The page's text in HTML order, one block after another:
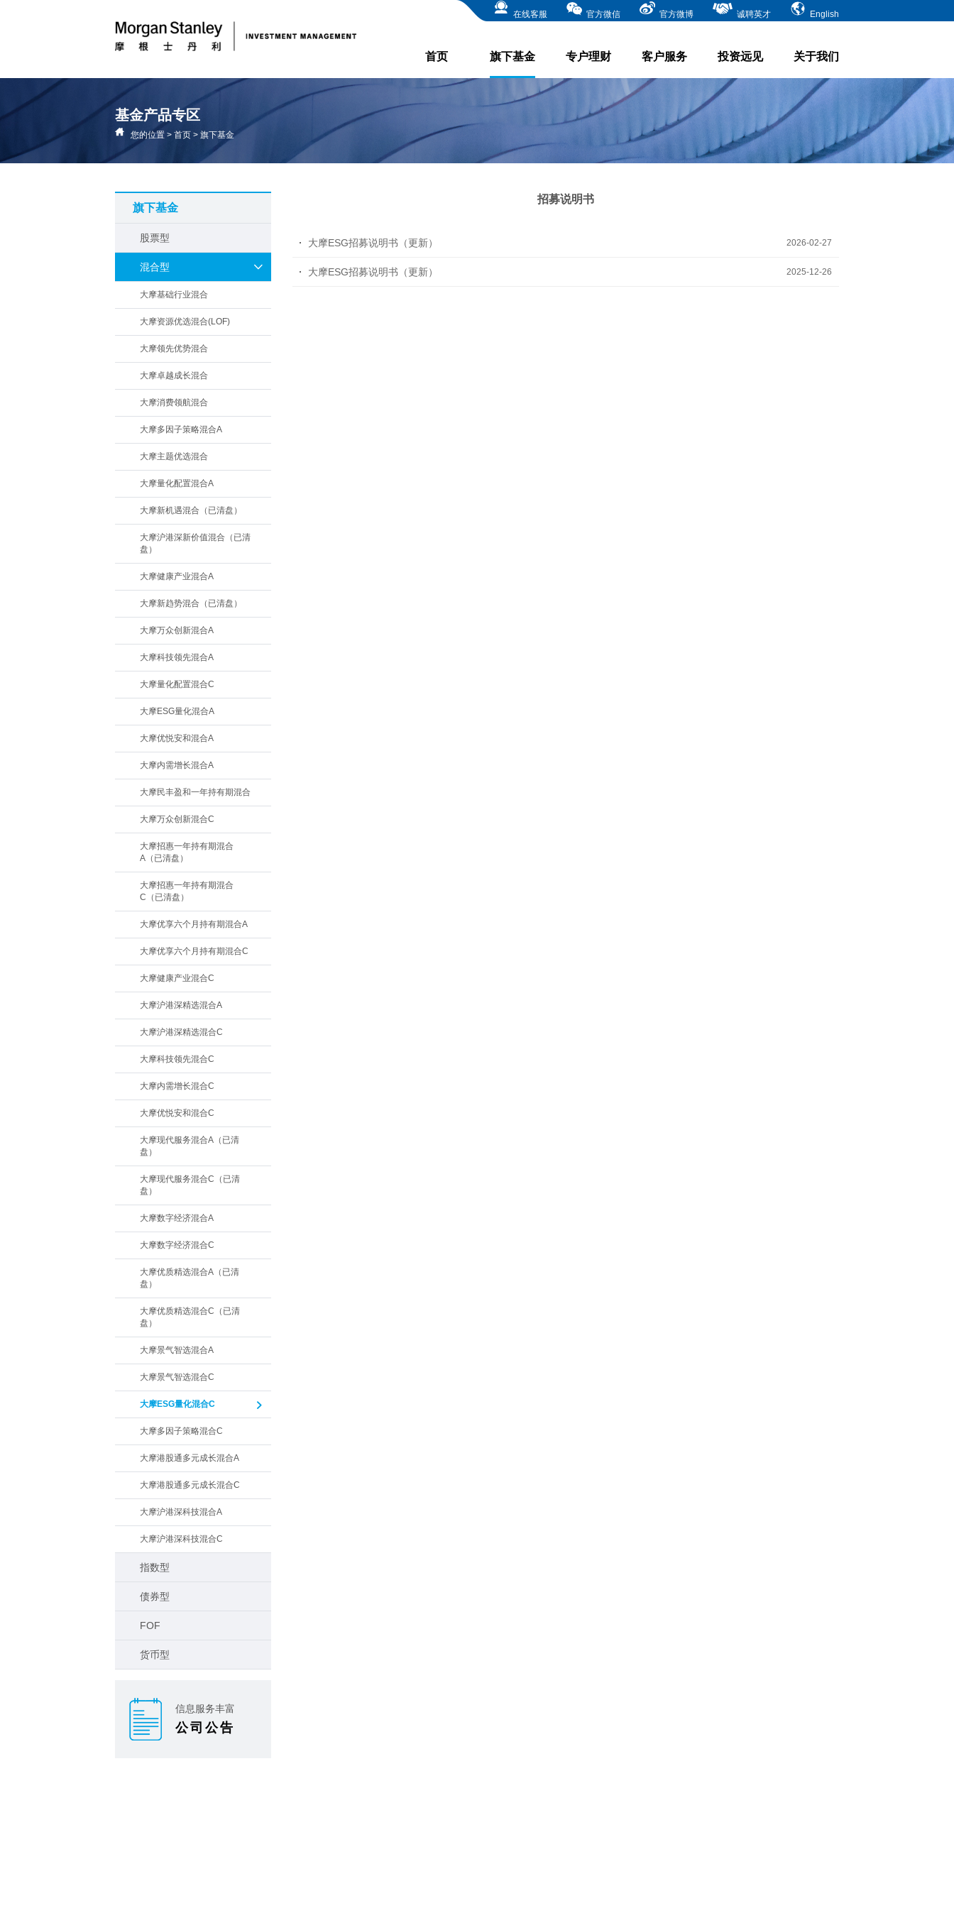
在线客服 官方微信 官方微博 诚聘英才 English
首页 旗下基金 专户理财 客户服务 投资远见 关于我们
基金产品专区
您的位置 > 首页 > 旗下基金
旗下基金
股票型
混合型
大摩基础行业混合
大摩资源优选混合(LOF)
大摩领先优势混合
大摩卓越成长混合
大摩消费领航混合
大摩多因子策略混合A
大摩主题优选混合
大摩量化配置混合A
大摩新机遇混合（已清盘）
大摩沪港深新价值混合（已清
盘）
大摩健康产业混合A
大摩新趋势混合（已清盘）
大摩万众创新混合A
大摩科技领先混合A
大摩量化配置混合C
大摩ESG量化混合A
大摩优悦安和混合A
大摩内需增长混合A
大摩民丰盈和一年持有期混合
大摩万众创新混合C
大摩招惠一年持有期混合
A（已清盘）
大摩招惠一年持有期混合
C（已清盘）
大摩优享六个月持有期混合A
大摩优享六个月持有期混合C
大摩健康产业混合C
大摩沪港深精选混合A
大摩沪港深精选混合C
大摩科技领先混合C
大摩内需增长混合C
大摩优悦安和混合C
大摩现代服务混合A（已清
盘）
大摩现代服务混合C（已清
盘）
大摩数字经济混合A
大摩数字经济混合C
大摩优质精选混合A（已清
盘）
大摩优质精选混合C（已清
盘）
大摩景气智选混合A
大摩景气智选混合C
大摩ESG量化混合C
大摩多因子策略混合C
大摩港股通多元成长混合A
大摩港股通多元成长混合C
大摩沪港深科技混合A
大摩沪港深科技混合C
指数型
债券型
FOF
货币型
信息服务丰富
公司公告
招募说明书
大摩ESG招募说明书（更新） 2026-02-27
大摩ESG招募说明书（更新） 2025-12-26